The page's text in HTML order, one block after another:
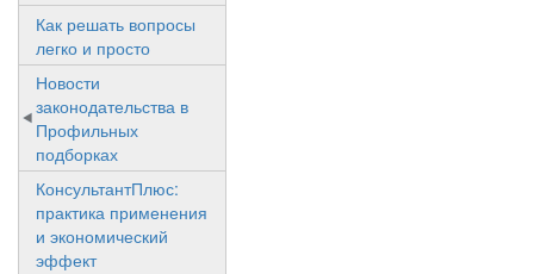
Как решать вопросы
легко и просто
Новости
законодательства в
Профильных
подборках
КонсультантПлюс:
практика применения
и экономический
эффект